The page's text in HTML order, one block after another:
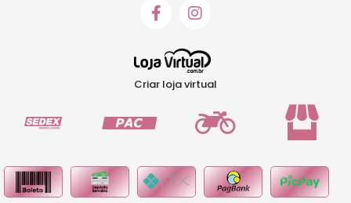
Criar loja virtual